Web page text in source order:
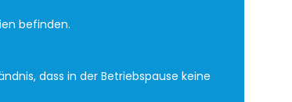
befinden.
dass in der Betriebspause keine